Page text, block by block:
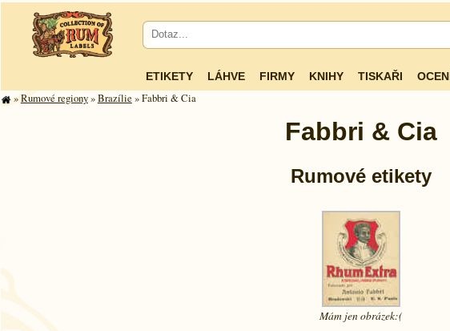
ETIKETY LÁHVE FIRMY KNIHY TISKAŘI
»Rumové regiony»Brazílie » Fabbri & Cia
Fabbri & Cia
Rumové etikety
Mám jenobrázek:(